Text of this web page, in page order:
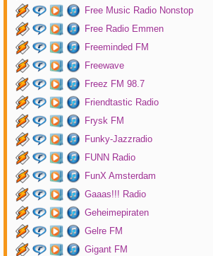
Free Music Radio Nonstop
Free Radio Emmen
Freeminded FM
Freewave
Freez FM 98.7
Friendtastic Radio
Frysk FM
Funky-Jazzradio
FUNN Radio
FunX Amsterdam
Gaaas!!! Radio
Geheimepiraten
Gelre FM
Gigant FM